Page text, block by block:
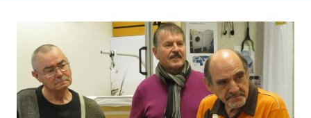
für
Betroffene